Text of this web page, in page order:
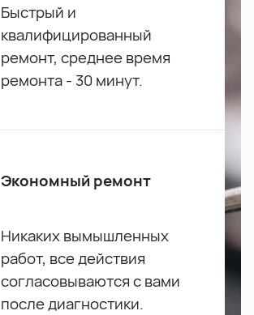
Быстрый и
квалифицированный
ремонт, среднее время
ремонта - 30 минут.
Экономный ремонт
Никаких вымышленных
работ, все действия
согласовываются с вами
после диагностики.